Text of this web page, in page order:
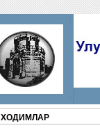
ХОДИМЛАР